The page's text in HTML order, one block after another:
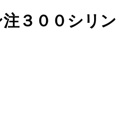
３００シリン